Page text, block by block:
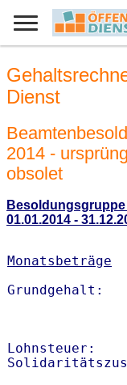
Dienst
2014 -
obsolet
Besoldungsgruppe
01.01.2014 -
Monatsbeträge
Lohnsteuer: